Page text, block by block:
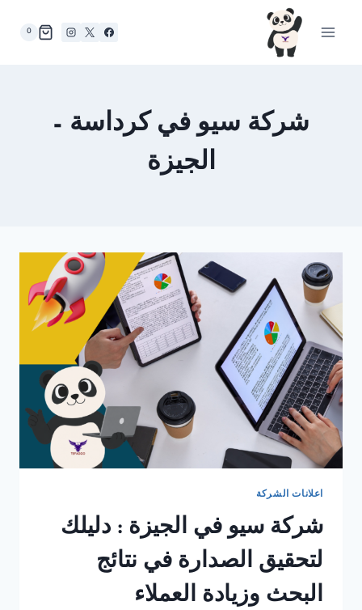
0
شركة سيو في كرداسة –
الجيزة
اعلانات الشركة
شركة سيو في الجيزة : دليلك
لتحقيق الصدارة في نتائج
البحث وزيادة العملاء